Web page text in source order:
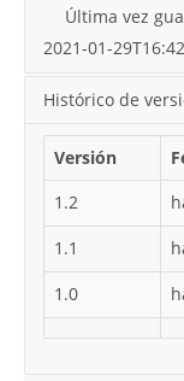
Última vez
2021-01-
Histórico de
Versión
1.2
1.1
1.0